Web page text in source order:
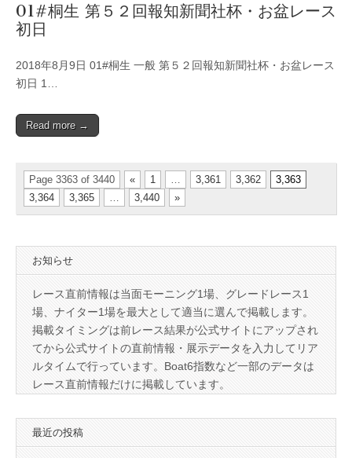
01#桐生 第５２回報知新聞社杯・お盆レース
初日
2018年8月9日 01#桐生 一般 第５２回報知新聞社杯・お盆レース
初日 1…
Read more →
Page 3363 of 3440 « 1 … 3,361 3,362
3,363
3,364
3,365 … 3,440 »
お知らせ
レース直前情報は当面モーニング1場、グレードレース1
場、ナイター1場を最大として適当に選んで掲載します。
掲載タイミングは前レース結果が公式サイトにアップされ
てから公式サイトの直前情報・展示データを入力してリア
ルタイムで行っています。Boat6指数など一部のデータは
レース直前情報だけに掲載しています。
最近の投稿